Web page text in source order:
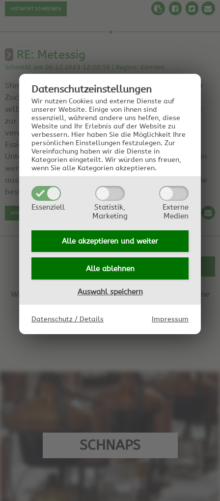
Datenschutz­einstellungen
Wir nutzen Cookies und externe Dienste auf
unserer Website. Einige von ihnen sind
essenziell, während andere uns helfen, diese
Website und Ihr Erlebnis auf der Website zu
verbessern. Hier haben Sie die Möglichkeit Ihre
persönlichen Einstellungen festzulegen. Zur
Vereinfachung haben wir die Dienste in
Kategorien eingeteilt. Wir würden uns freuen,
wenn Sie alle Kategorien akzeptieren.
Essenziell
Statistik,
Marketing
Externe
Medien
Alle akzeptieren und weiter
Alle ablehnen
Auswahl speichern
Datenschutz / Details Impressum
ANTWORT SCHREIBEN
RE: Metessig
Schmickl am 06.12.2023 12:20:59 | Region: Kärnten
Stimmt, der süße Geschmack, oder besser gesagt der
Zuckergehalt, hat an sich nichts mit der Essiggärung
selbst zu tun. Die braucht keinen Zucker wie die Hefe
zur Herstellung von Alkohol. Ob Sie jetzt süßen Met
verwenden oder den Zucker (Honig) nach der
Essiggärung hinzugeben, macht eigentlich keinen
Unterschied. Natürlich kann das Ergebnis trotzdem ein
wenig anders schmecken, daher mein Tipp, beides
ausprobieren und dann entscheiden welche für Sie die
bessere Variante ist.
ANTWORT SCHREIBEN
ZURÜCK ZUR ÜBERSICHT
Wir behalten uns das Recht vor, jederzeit Einträge ohne
Angabe von Gründen zu löschen.
SCHNAPS